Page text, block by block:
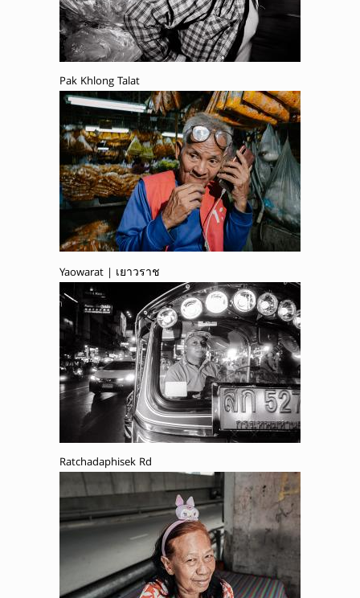
Pak Khlong Talat
Yaowarat | เยาวราช
Ratchadaphisek Rd